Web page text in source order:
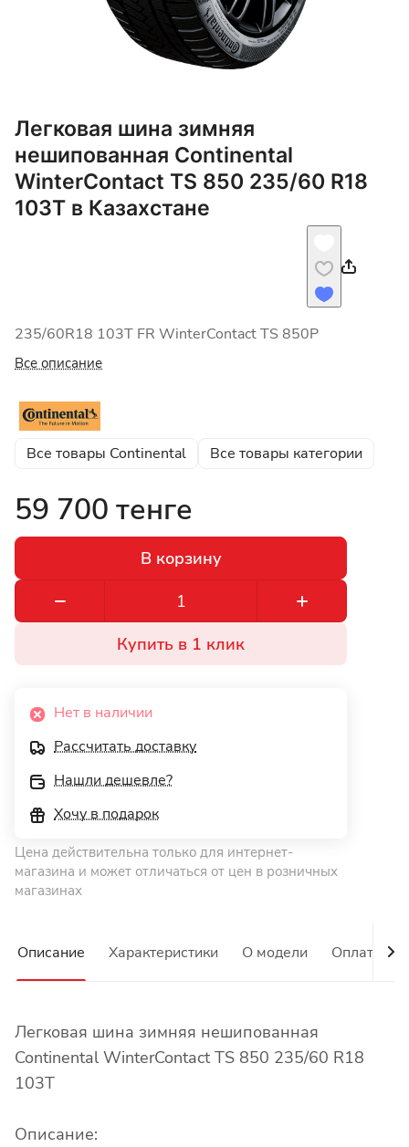
Легковая шина зимняя
нешипованная Continental
WinterContact TS 850 235/60 R18
103T в Казахстане
235/60R18 103T FR WinterContact TS 850P
Все описание
Все товары Continental Все товары категории
59 700 тенге
В корзину
Купить в 1 клик
Нет в наличии
Рассчитать доставку
Нашли дешевле?
Хочу в подарок
Цена действительна только для интернет-
магазина и может отличаться от цен в розничных
магазинах
Описание Характеристики О модели Оплата
Легковая шина зимняя нешипованная
Continental WinterContact TS 850 235/60 R18
103T
Описание: